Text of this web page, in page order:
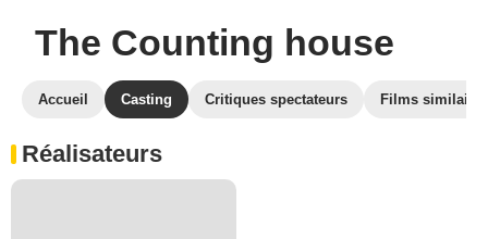
The Counting house
Accueil Casting Critiques spectateurs Films similaires
Réalisateurs